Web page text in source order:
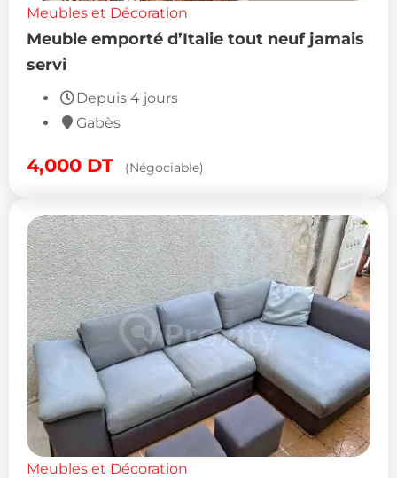
Meubles et Décoration
Meuble emporté d’Italie tout neuf jamais
servi
Depuis 4 jours
Gabès
4,000 DT (Négociable)
Meubles et Décoration